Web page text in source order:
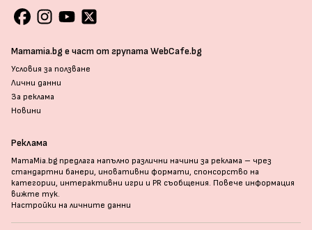
Mamamia.bg е част от групата WebCafe.bg
Условия за ползване
Лични данни
За реклама
Новини
Реклама
MamaMia.bg предлага напълно различни начини за реклама – чрез
стандартни банери, иновативни формати, спонсорство на
категории, интерактивни игри и PR съобщения. Повече информация
вижте тук.
Настройки на личните данни